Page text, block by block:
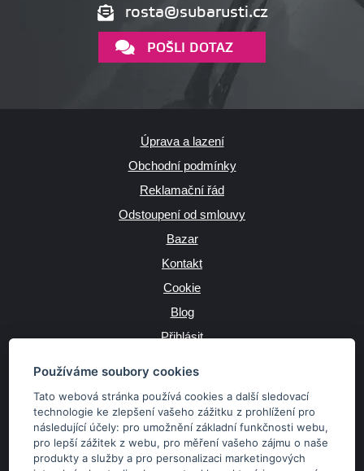
Používáme soubory cookies
Tato webová stránka používá cookies a další sledovací
technologie ke zlepšení vašeho zážitku z prohlížení pro
následující účely: pro umožnění základní funkčnosti webu,
pro lepší zážitek z webu, pro měření vašeho zájmu o naše
produkty a služby a pro personalizaci marketingových
rosta@subarusti.cz
POŠLI DOTAZ
Úprava a lazení
Obchodní podmínky
Reklamační řád
Odstoupení od smlouvy
Bazar
Kontakt
Cookie
Blog
Přihlásit
JAZYK